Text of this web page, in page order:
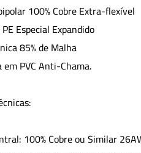
100% Cobre Extra-flexível
Especial Expandido
85% de Malha
PVC Anti-Chama.
100% Cobre ou Similar